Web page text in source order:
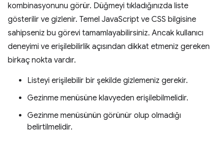
kombinasyonunu görür. Düğmeyi tıkladığınızda liste
gösterilir ve gizlenir. Temel JavaScript ve CSS bilgisine
sahipseniz bu görevi tamamlayabilirsiniz. Ancak kullanıcı
deneyimi ve erişilebilirlik açısından dikkat etmeniz gereken
birkaç nokta vardır.
Listeyi erişilebilir bir şekilde gizlemeniz gerekir.
Gezinme menüsüne klavyeden erişilebilmelidir.
Gezinme menüsünün görünür olup olmadığı
belirtilmelidir.